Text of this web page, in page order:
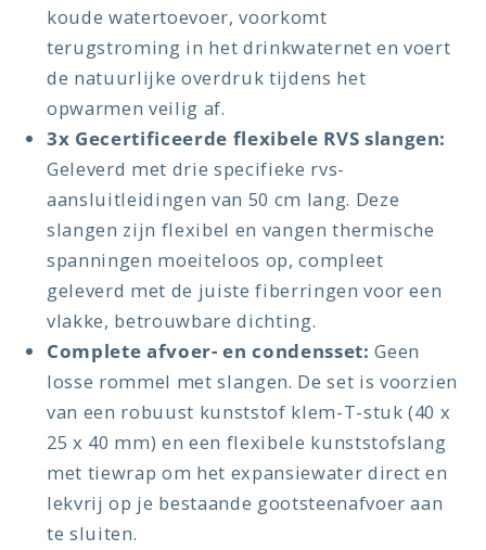
koude watertoevoer, voorkomt
terugstroming in het drinkwaternet en voert
de natuurlijke overdruk tijdens het
opwarmen veilig af.
3x Gecertificeerde flexibele RVS slangen:
Geleverd met drie specifieke rvs-
aansluitleidingen van 50 cm lang. Deze
slangen zijn flexibel en vangen thermische
spanningen moeiteloos op, compleet
geleverd met de juiste fiberringen voor een
vlakke, betrouwbare dichting.
Complete afvoer- en condensset: Geen
losse rommel met slangen. De set is voorzien
van een robuust kunststof klem-T-stuk (40 x
25 x 40 mm) en een flexibele kunststofslang
met tiewrap om het expansiewater direct en
lekvrij op je bestaande gootsteenafvoer aan
te sluiten.